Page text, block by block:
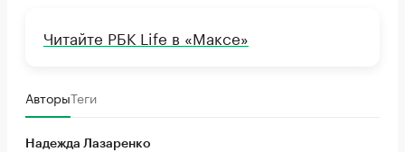
Читайте РБК Life в «Максе»
АвторыТеги
Надежда Лазаренко